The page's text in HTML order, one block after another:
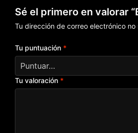
Sé el primero en valorar
Tu dirección de correo electrónico no
Tu puntuación *
Tu valoración *